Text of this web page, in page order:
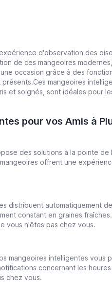
d'observation des
de ces mangeoires
occasion grâce à des
mangeoires
et soignés, sont idéales pour
pour vos Amis à
des solutions à la pointe
offrent une
distribuent automatiquement
constant en graines
vous n'êtes pas chez vous.
mangeoires intelligentes vous
concernant les
chez vous.